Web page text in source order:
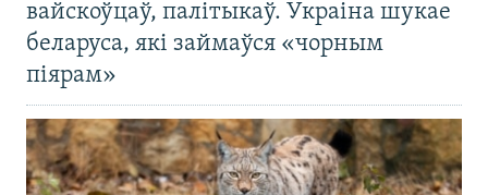
вайскоўцаў, палітыкаў. Украіна шукае
беларуса, які займаўся «чорным
піярам»